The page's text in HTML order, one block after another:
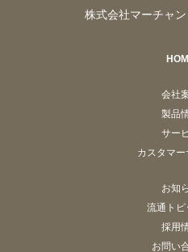
株式会社マーチャ
会社
製品
サー
カスタマー
お知
流通トピ
採用
お問い